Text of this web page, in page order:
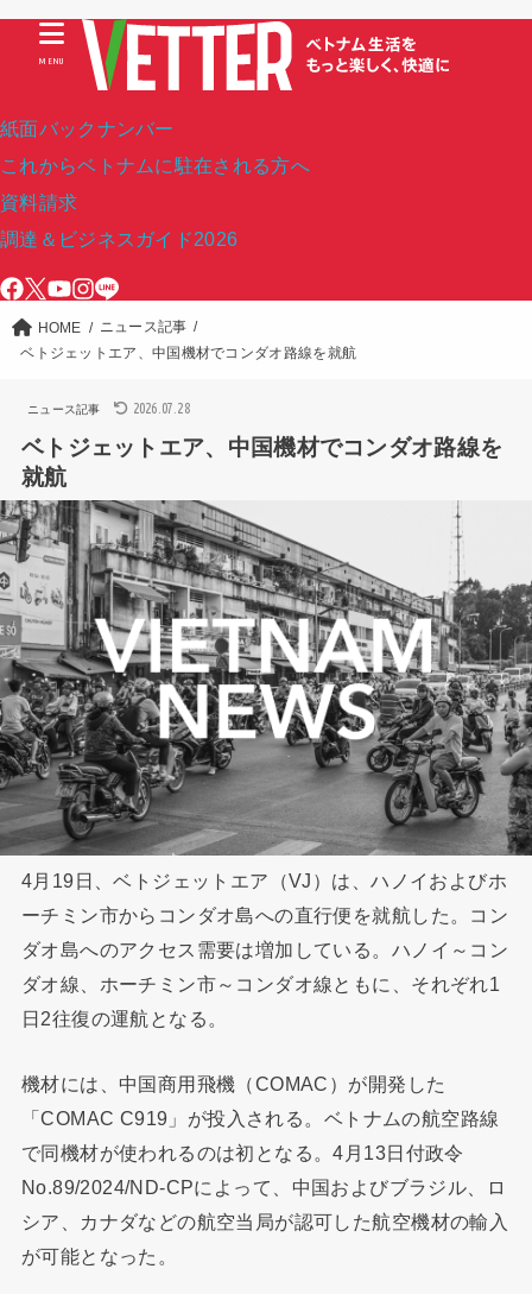
紙面バックナンバー
これからベトナムに駐在される方へ
資料請求
調達＆ビジネスガイド2026
MENU
HOME
ニュース記事
ベトジェットエア、中国機材でコンダオ路線を就航
ニュース記事 2026.07.28
ベトジェットエア、中国機材でコンダオ路線を
就航
4月19日、ベトジェットエア（VJ）は、ハノイおよびホ
ーチミン市からコンダオ島への直行便を就航した。コン
ダオ島へのアクセス需要は増加している。ハノイ～コン
ダオ線、ホーチミン市～コンダオ線ともに、それぞれ1
日2往復の運航となる。
機材には、中国商用飛機（COMAC）が開発した
「COMAC C919」が投入される。ベトナムの航空路線
で同機材が使われるのは初となる。4月13日付政令
No.89/2024/ND-CPによって、中国およびブラジル、ロ
シア、カナダなどの航空当局が認可した航空機材の輸入
が可能となった。